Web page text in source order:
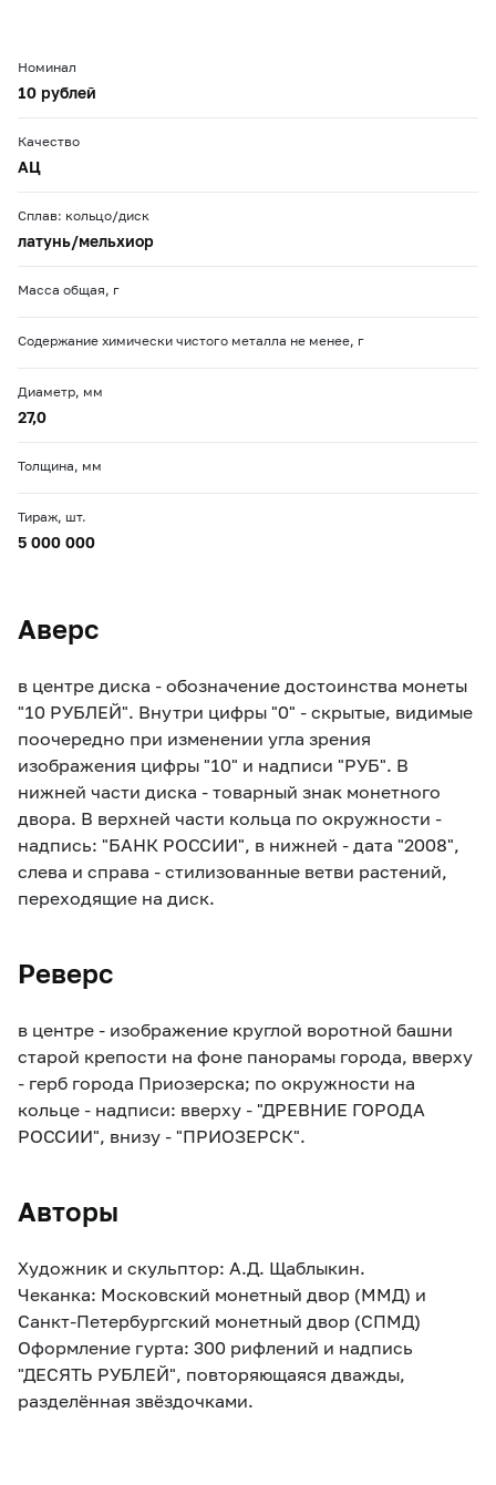
Номинал
10 рублей
Качество
АЦ
Сплав: кольцо/диск
латунь/мельхиор
Масса общая, г
Содержание химически чистого металла не менее, г
Диаметр, мм
27,0
Толщина, мм
Тираж, шт.
5 000 000
Аверс
в центре диска - обозначение достоинства монеты
"10 РУБЛЕЙ". Внутри цифры "0" - скрытые, видимые
поочередно при изменении угла зрения
изображения цифры "10" и надписи "РУБ". В
нижней части диска - товарный знак монетного
двора. В верхней части кольца по окружности -
надпись: "БАНК РОССИИ", в нижней - дата "2008",
слева и справа - стилизованные ветви растений,
переходящие на диск.
Реверс
в центре - изображение круглой воротной башни
старой крепости на фоне панорамы города, вверху
- герб города Приозерска; по окружности на
кольце - надписи: вверху - "ДРЕВНИЕ ГОРОДА
РОССИИ", внизу - "ПРИОЗЕРСК".
Авторы
Художник и скульптор: А.Д. Щаблыкин.
Чеканка: Московский монетный двор (ММД) и
Санкт-Петербургский монетный двор (СПМД)
Оформление гурта: 300 рифлений и надпись
"ДЕСЯТЬ РУБЛЕЙ", повторяющаяся дважды,
разделённая звёздочками.